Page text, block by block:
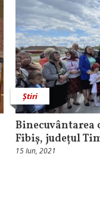
Știri
Fibiș, județul
15 Iun, 2021